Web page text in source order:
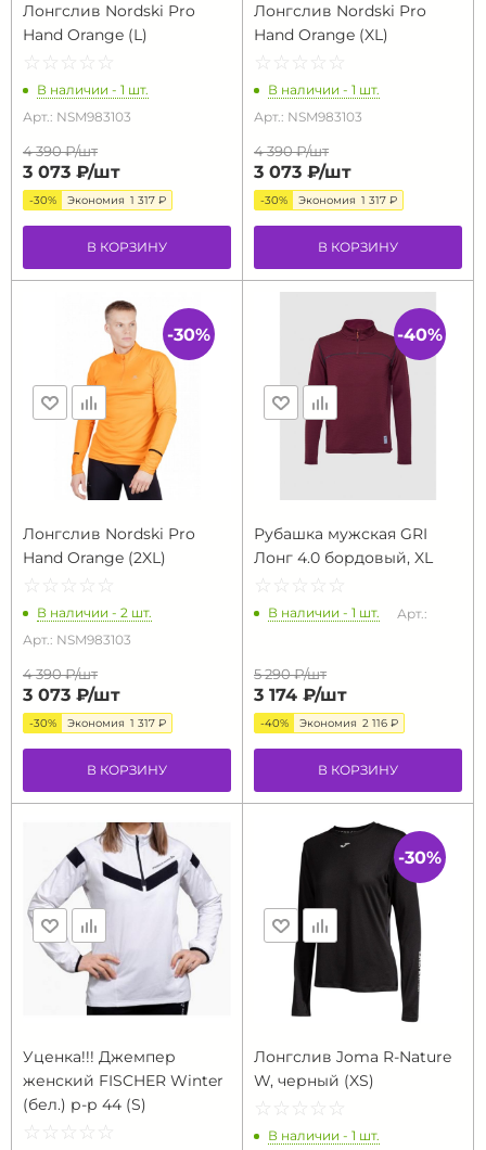
Лонгслив Nordski Pro
Hand Orange (L)
☆ ☆ ☆ ☆ ☆
★ ★ ★ ★ ★
В наличии - 1 шт.
Арт.: NSM983103
4 390 ₽/шт
3 073 ₽/шт
-30% Экономия 1 317 ₽
В КОРЗИНУ
Лонгслив Nordski Pro
Hand Orange (XL)
☆ ☆ ☆ ☆ ☆
★ ★ ★ ★ ★
В наличии - 1 шт.
Арт.: NSM983103
4 390 ₽/шт
3 073 ₽/шт
-30% Экономия 1 317 ₽
В КОРЗИНУ
Лонгслив Nordski Pro
Hand Orange (2XL)
☆ ☆ ☆ ☆ ☆
★ ★ ★ ★ ★
В наличии - 2 шт.
Арт.: NSM983103
4 390 ₽/шт
3 073 ₽/шт
-30% Экономия 1 317 ₽
В КОРЗИНУ
-30%
Рубашка мужская GRI
Лонг 4.0 бордовый, XL
☆ ☆ ☆ ☆ ☆
★ ★ ★ ★ ★
В наличии - 1 шт. Арт.:
5 290 ₽/шт
3 174 ₽/шт
-40% Экономия 2 116 ₽
В КОРЗИНУ
-40%
Уценка!!! Джемпер
женский FISCHER Winter
(бел.) р-р 44 (S)
☆ ☆ ☆ ☆ ☆
★ ★ ★ ★ ★
Лонгслив Joma R-Nature
W, черный (XS)
☆ ☆ ☆ ☆ ☆
★ ★ ★ ★ ★
В наличии - 1 шт.
-30%